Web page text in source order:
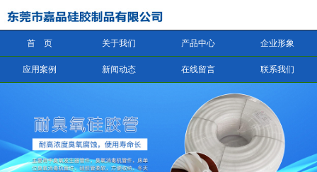
首 页 关于我们 产品中心 企业形象
应用案例 新闻动态 在线留言 联系我们
信息搜索
搜索